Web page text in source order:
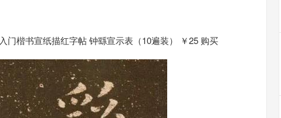
入门楷书宣纸描红字帖 钟繇宣示表（10遍装） ￥25 购买